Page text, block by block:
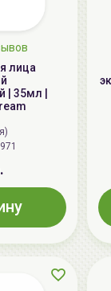
лица
| 35мл |